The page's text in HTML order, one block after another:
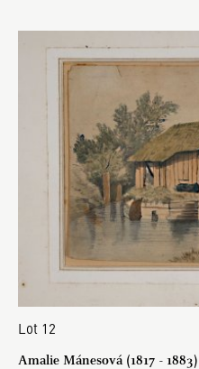
Lot 12
Amalie Mánesová (1817 - 1883)